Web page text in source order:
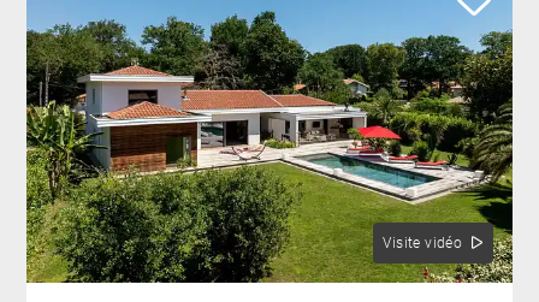
Visite vidéo